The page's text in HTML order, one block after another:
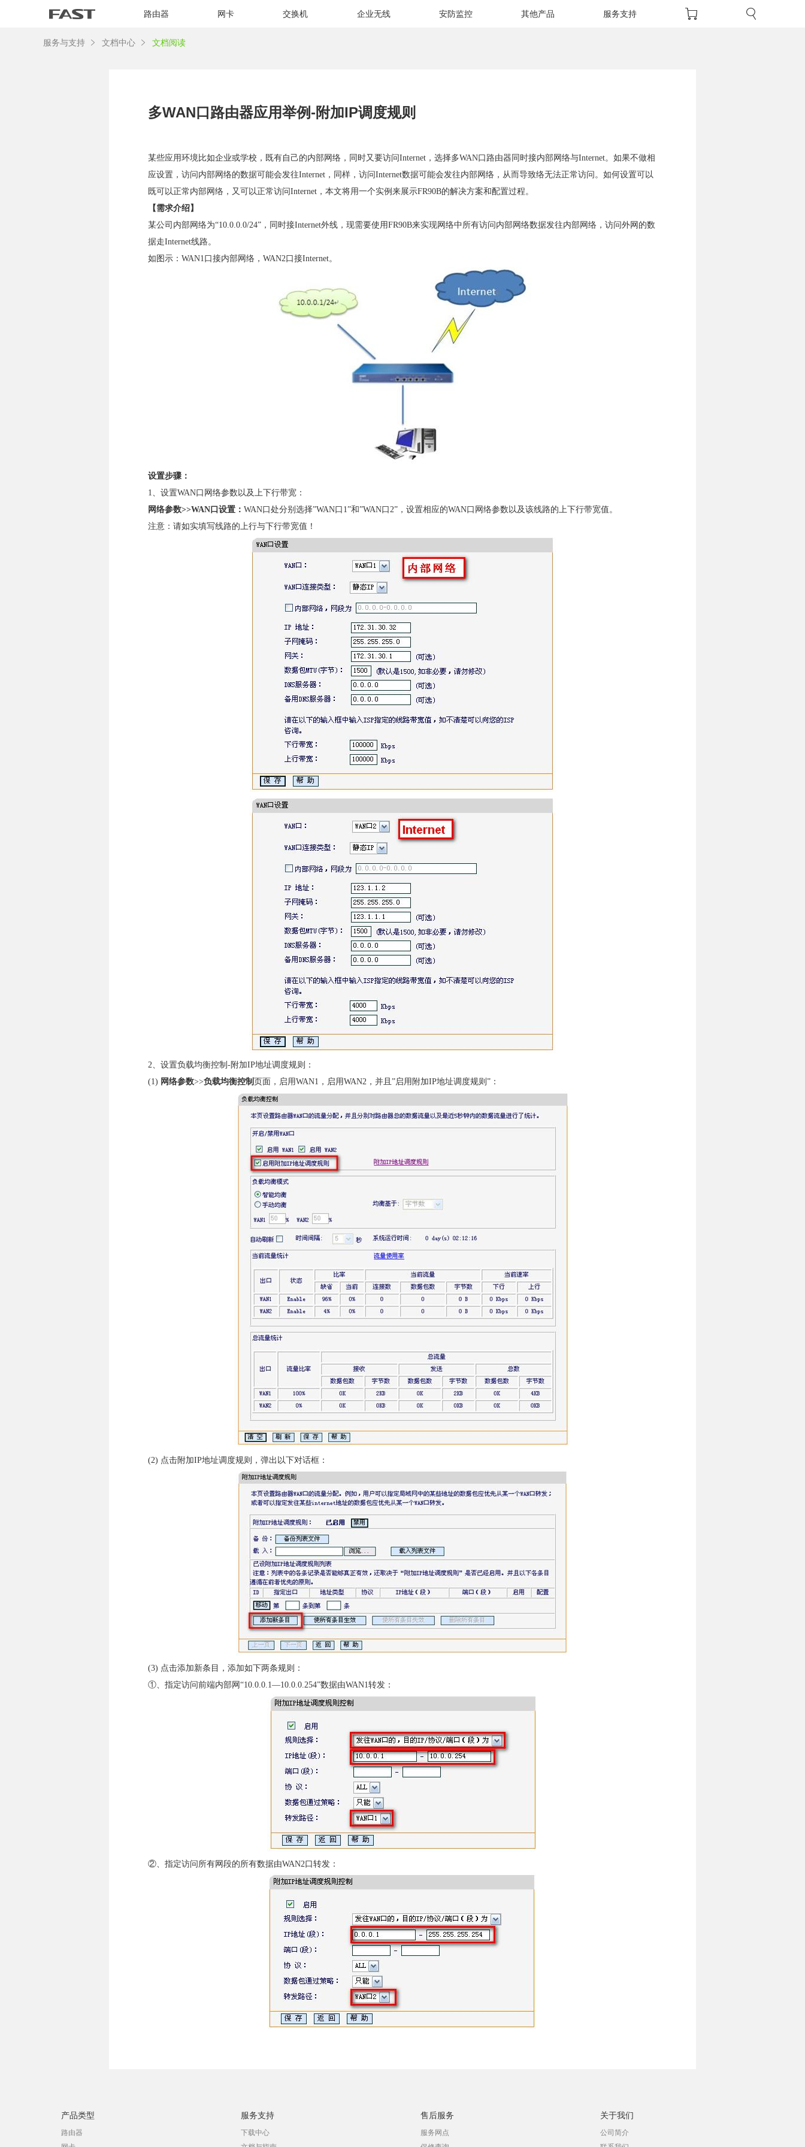
路由器 网卡 交换机 企业无线 安防监控 其他产品 服务支持
服务与支持 文档中心 文档阅读
多WAN口路由器应用举例-附加IP调度规则
某些应用环境比如企业或学校，既有自己的内部网络，同时又要访问Internet，选择多WAN口路由器同时接内部网络与Internet。如果不做相
应设置，访问内部网络的数据可能会发往Internet，同样，访问Internet数据可能会发往内部网络，从而导致络无法正常访问。如何设置可以
既可以正常内部网络，又可以正常访问Internet，本文将用一个实例来展示FR90B的解决方案和配置过程。
【需求介绍】
某公司内部网络为“10.0.0.0/24”，同时接Internet外线，现需要使用FR90B来实现网络中所有访问内部网络数据发往内部网络，访问外网的数
据走Internet线路。
如图示：WAN1口接内部网络，WAN2口接Internet。
设置步骤：
1、设置WAN口网络参数以及上下行带宽：
网络参数>>WAN 口设置： WAN口处分别选择”WAN口1”和”WAN口2”，设置相应的WAN口网络参数以及该线路的上下行带宽值。
注意：请如实填写线路的上行与下行带宽值！
2、设置负载均衡控制-附加IP地址调度规则：
(1) 网络参数>>负载均衡控制 页面，启用WAN1，启用WAN2，并且”启用附加IP地址调度规则”：
(2) 点击附加IP地址调度规则，弹出以下对话框：
(3) 点击添加新条目，添加如下两条规则：
①、指定访问前端内部网“10.0.0.1—10.0.0.254”数据由WAN1转发：
②、指定访问所有网段的所有数据由WAN2口转发：
产品类型
路由器
服务支持
下载中心
售后服务
服务网点
关于我们
公司简介